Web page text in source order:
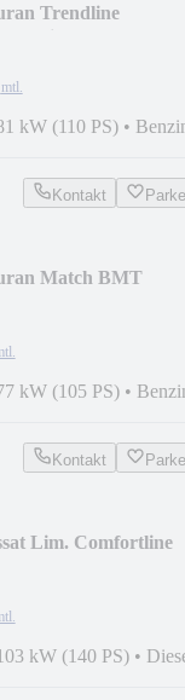
Trendline
mtl.
kW (110 PS) •
Kontakt
Match BMT
kW (105 PS) •
Kontakt
Lim. Comfortline
kW (140 PS) •